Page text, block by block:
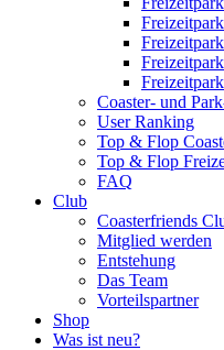
Coaster- und
User Ranking
Top & Flop
Top & Flop
FAQ
Club
Coasterfriends
Mitglied werden
Entstehung
Das Team
Vorteilspartner
Shop
Was ist neu?